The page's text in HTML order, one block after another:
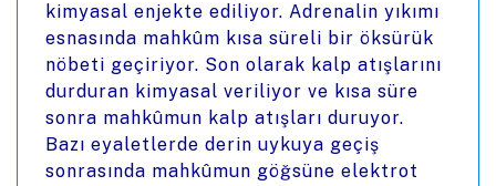
kimyasal enjekte ediliyor. Adrenalin yıkımı
esnasında mahkûm kısa süreli bir öksürük
nöbeti geçiriyor. Son olarak kalp atışlarını
durduran kimyasal veriliyor ve kısa süre
sonra mahkûmun kalp atışları duruyor.
Bazı eyaletlerde derin uykuya geçiş
sonrasında mahkûmun göğsüne elektrot